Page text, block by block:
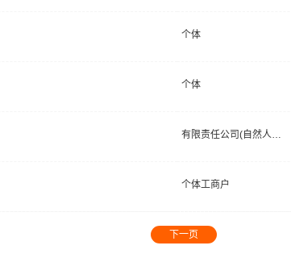
个体
个体
有限责任公司(自然人投资或控股)
个体工商户
下一页